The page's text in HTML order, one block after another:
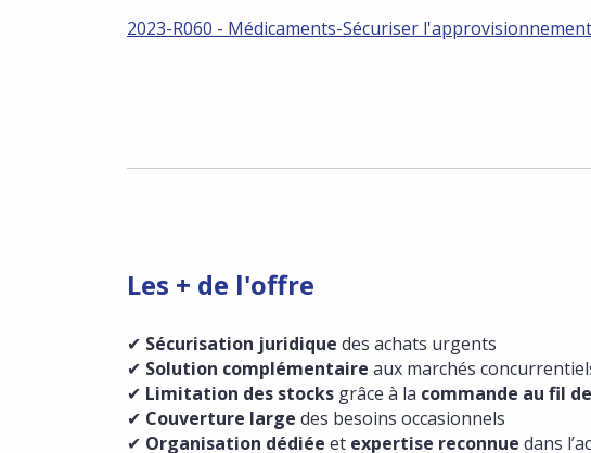
2023-R060 - Médicaments-Sécuriser
Les + de l'offre
✔ Sécurisation juridique des achats urgents
✔ Solution complémentaire aux marchés
✔ Limitation des stocks grâce à la commande au fil de
✔ Couverture large des besoins occasionnels
✔ Organisation dédiée et expertise reconnue dans